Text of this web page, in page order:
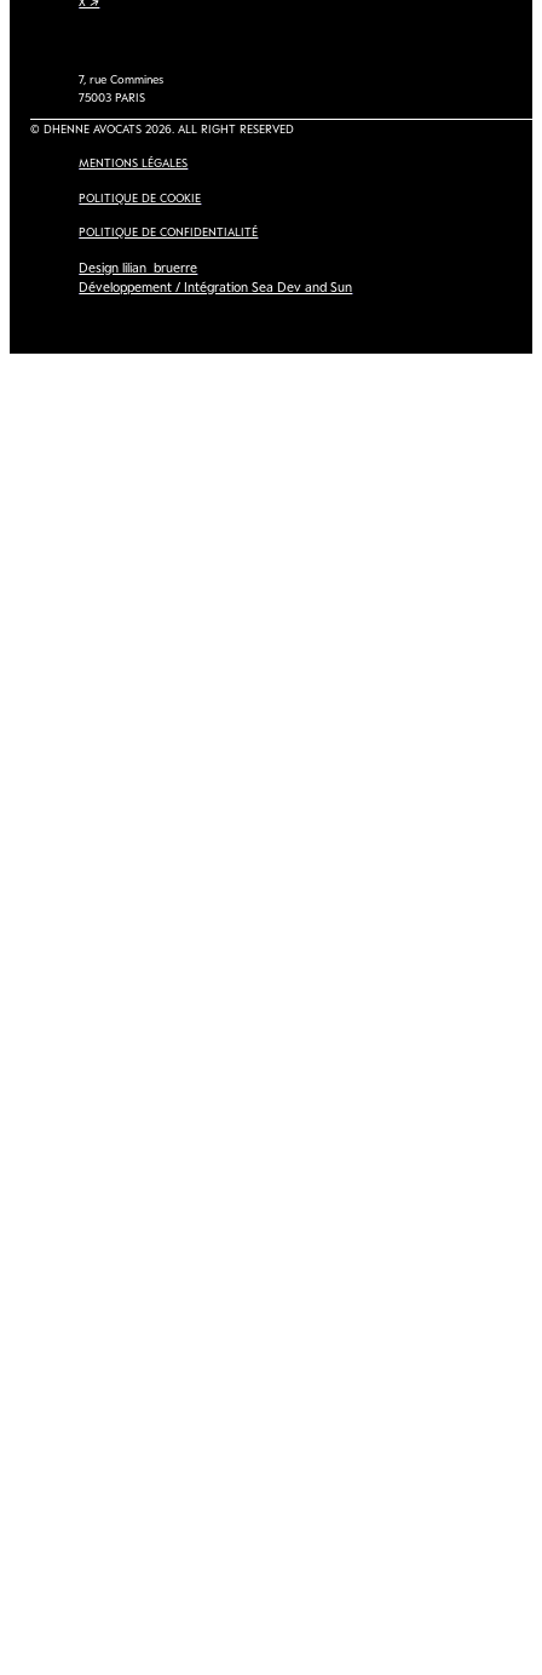
7, rue Commines
75003 PARIS
© DHENNE AVOCATS 2026. ALL RIGHT RESERVED
MENTIONS LÉGALES
POLITIQUE DE COOKIE
POLITIQUE DE CONFIDENTIALITÉ
Design lilian_bruerre
Développement / Intégration Sea Dev and Sun